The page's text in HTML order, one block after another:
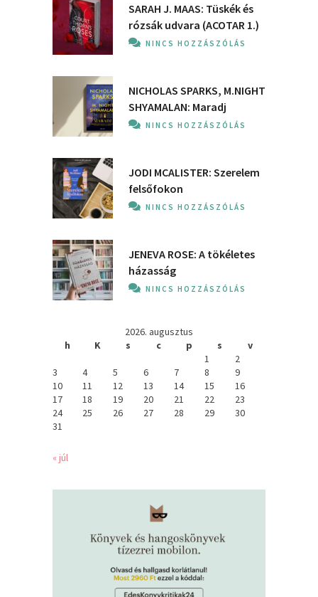
SARAH J. MAAS: Tüskék és
rózsák udvara (ACOTAR 1.)
NINCS HOZZÁSZÓLÁS
NICHOLAS SPARKS, M.NIGHT
SHYAMALAN: Maradj
NINCS HOZZÁSZÓLÁS
JODI MCALISTER: Szerelem
felsőfokon
NINCS HOZZÁSZÓLÁS
JENEVA ROSE: A ​tökéletes
házasság
NINCS HOZZÁSZÓLÁS
2026. augusztus
h
K s c p s
v
1
2
3
4 5 6 7 8
9
10
11 12 13 14 15
16
17
18 19 20 21 22
23
24
25 26 27 28 29
30
31
« júl